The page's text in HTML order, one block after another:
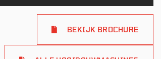
BEKIJK BROCHURE